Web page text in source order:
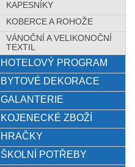
KAPESNÍKY
KOBERCE A ROHOŽE
VÁNOČNÍ A VELIKONOČNÍ
TEXTIL
HOTELOVÝ PROGRAM
BYTOVÉ DEKORACE
GALANTERIE
KOJENECKÉ ZBOŽÍ
HRAČKY
ŠKOLNÍ POTŘEBY